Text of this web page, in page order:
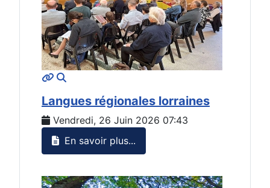
MOD_JTCS_VIEW_ARTICLE_LINK
Langues régionales lorraines
Vendredi, 26 Juin 2026 07:43
En savoir plus...